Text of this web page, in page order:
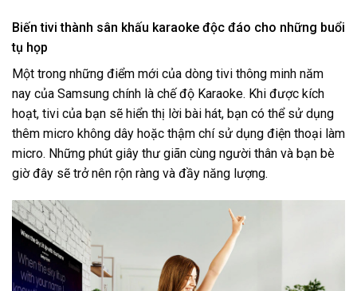
Biến tivi thành sân khấu karaoke độc đáo cho những buổi
tụ họp
Một trong những điểm mới của dòng tivi thông minh năm
nay của Samsung chính là chế độ Karaoke. Khi được kích
hoạt, tivi của bạn sẽ hiển thị lời bài hát, bạn có thể sử dụng
thêm micro không dây hoặc thậm chí sử dụng điện thoại làm
micro. Những phút giây thư giãn cùng người thân và bạn bè
giờ đây sẽ trở nên rộn ràng và đầy năng lượng.